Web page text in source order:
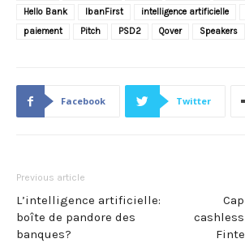
Hello Bank
IbanFirst intelligence artificielle
paiement
Pitch PSD2 Qover Speakers
Facebook Twitter
Previous article
L’intelligence artificielle:
boîte de pandore des
banques?